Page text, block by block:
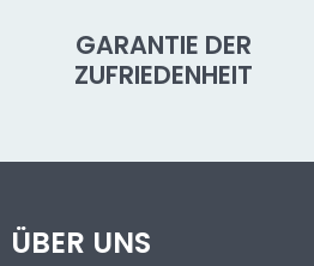
GARANTIE DER
ZUFRIEDENHEIT
ÜBER UNS